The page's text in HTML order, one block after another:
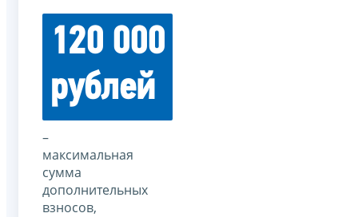
120 000
рублей
–
максимальная
сумма
дополнительных
взносов,